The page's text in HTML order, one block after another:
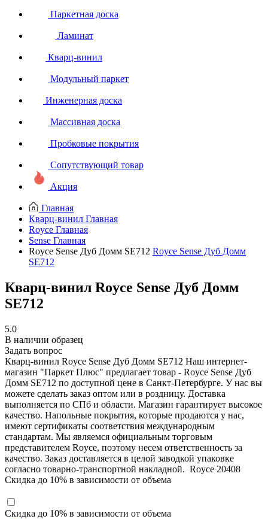
Паркетная доска
Ламинат
Кварц-винил
Модульный паркет
Инженерная доска
Массивная доска
Пробковые покрытия
Сопутствующий товар
Акция
Главная
Кварц-винил Главная
Royce Главная
Sense Главная
Royce Sense Дуб Домм SE712 Royce Sense Дуб Домм
SE712
Кварц-винил Royce Sense Дуб Домм
SE712
5.0
В наличии образец
Задать вопрос
Кварц-винил Royce Sense Дуб Домм SE712 Наш интернет-
магазин "Паркет Плюс" предлагает товар - Royce Sense Дуб
Домм SE712 по доступной цене в Санкт-Петербурге. У нас вы
можете сделать заказ оптом или в роздницу. Доставка
выполняется по СПб и области. Магазин гарантирует высокое
качество. Напольные покрытия, которые продаются у нас,
имеют сертификаты соответствия международным
стандартам. Мы являемся официальным торговым
представителем Royce, поэтому несем ответственность за
качество. Заказ доставляется в целой заводкой упаковке
согласно товарно-транспортной накладной. Royce 20408
Скидка до 10% в зависимости от объема
Скидка до 10% в зависимости от объема